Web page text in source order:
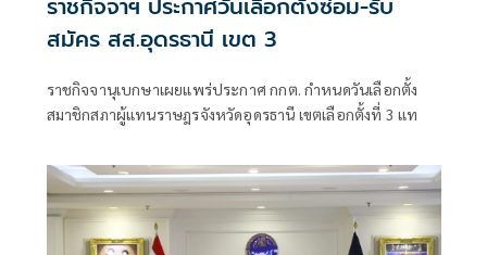
ราชกิจจาฯ ประกาศวันเลือกตั้งซ่อม-รับ
สมัคร สส.อุดรธานี เขต 3
ราชกิจจานุเบกษาเผยแพร่ประกาศ กกต. กำหนดวันเลือกตั้ง
สมาชิกสภาผู้แทนราษฎรจังหวัดอุดรธานี เขตเลือกตั้งที่ 3 แท